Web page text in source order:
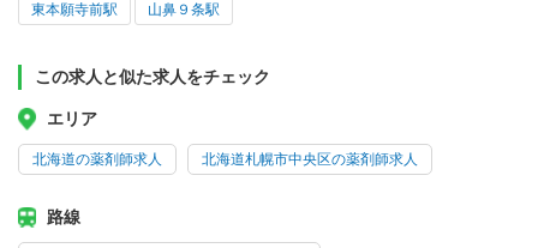
東本願寺前駅 山鼻９条駅
この求人と似た求人をチェック
エリア
北海道の薬剤師求人 北海道札幌市中央区の薬剤師求人
路線